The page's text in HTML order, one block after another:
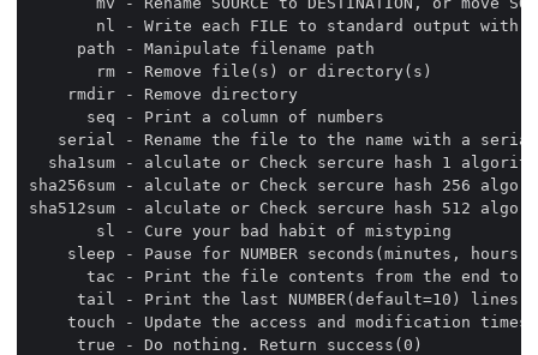
nl - Write each FILE to standard output with
     path - Manipulate filename path
       rm - Remove file(s) or directory(s)
    rmdir - Remove directory
      seq - Print a column of numbers
serial - Rename the file to the name with a
sha1sum - alculate or Check sercure hash 1
sha256sum - alculate or Check sercure hash 256
sha512sum - alculate or Check sercure hash 512
       sl - Cure your bad habit of mistyping
sleep - Pause for NUMBER seconds(minutes, hours,
tac - Print the file contents from the end to
     tail - Print the last NUMBER(default=10) lines
touch - Update the access and modification
     true - Do nothing. Return success(0)